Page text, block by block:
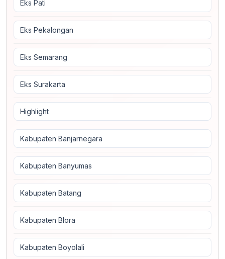
Eks Pati
Eks Pekalongan
Eks Semarang
Eks Surakarta
Highlight
Kabupaten Banjarnegara
Kabupaten Banyumas
Kabupaten Batang
Kabupaten Blora
Kabupaten Boyolali